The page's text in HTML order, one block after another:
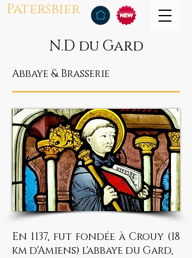
Patersbier
N.D du Gard
Abbaye & Brasserie
En 1137, fut fondée à Crouy (18
km d'Amiens) l'abbaye du Gard,